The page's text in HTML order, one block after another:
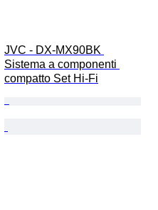
JVC - DX-MX90BK
Sistema a componenti
compatto Set Hi-Fi